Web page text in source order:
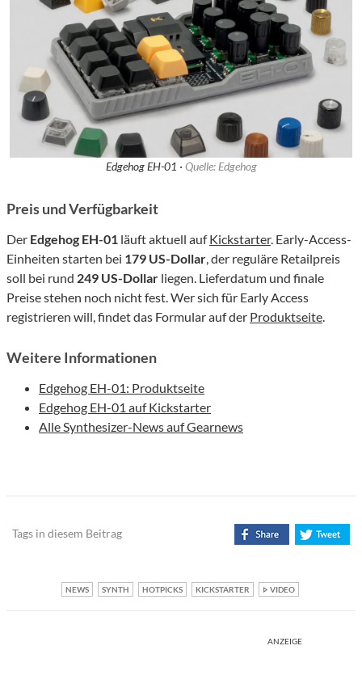
Edgehog EH-01 · Quelle: Edgehog
Preis und Verfügbarkeit
Der Edgehog EH-01 läuft aktuell aufKickstarter. Early-Access-
Einheiten starten bei 179 US-Dollar, der reguläre Retailpreis
soll bei rund 249 US-Dollar liegen. Lieferdatum und finale
Preise stehen noch nicht fest. Wer sich für Early Access
registrieren will, findet das Formular auf der Produktseite.
Weitere Informationen
Edgehog EH-01: Produktseite
Edgehog EH-01 auf Kickstarter
Alle Synthesizer-News auf Gearnews
Tags in diesem Beitrag
NEWS SYNTH HOTPICKS KICKSTARTER VIDEO
ANZEIGE